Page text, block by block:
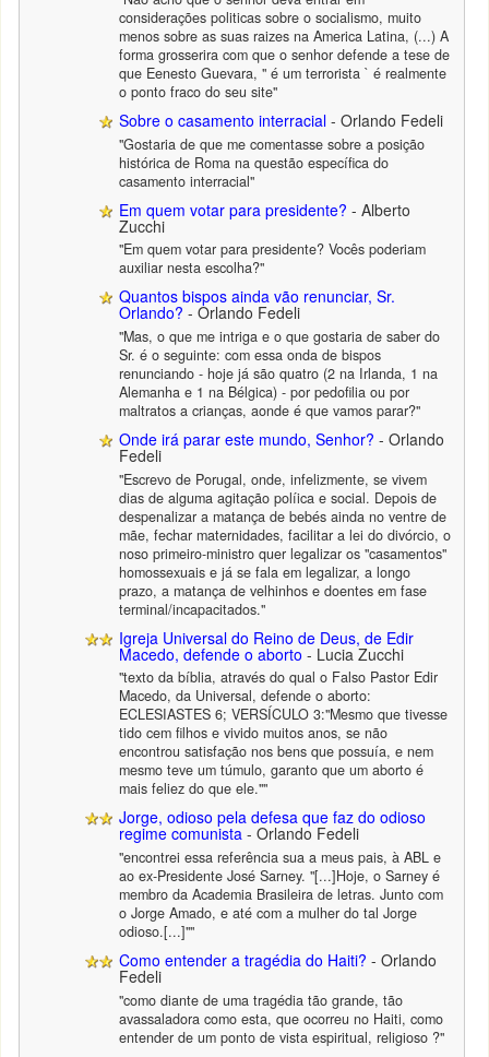
considerações politicas sobre o socialismo, muito
menos sobre as suas raizes na America Latina, (...) A
forma grosserira com que o senhor defende a tese de
que Eenesto Guevara, " é um terrorista ` é realmente
o ponto fraco do seu site"
Sobre o casamento interracial - Orlando Fedeli
"Gostaria de que me comentasse sobre a posição
histórica de Roma na questão específica do
casamento interracial"
Em quem votar para presidente? - Alberto
Zucchi
"Em quem votar para presidente? Vocês poderiam
auxiliar nesta escolha?"
Quantos bispos ainda vão renunciar, Sr.
Orlando? - Orlando Fedeli
"Mas, o que me intriga e o que gostaria de saber do
Sr. é o seguinte: com essa onda de bispos
renunciando - hoje já são quatro (2 na Irlanda, 1 na
Alemanha e 1 na Bélgica) - por pedofilia ou por
maltratos a crianças, aonde é que vamos parar?"
Onde irá parar este mundo, Senhor? - Orlando
Fedeli
"Escrevo de Porugal, onde, infelizmente, se vivem
dias de alguma agitação políica e social. Depois de
despenalizar a matança de bebés ainda no ventre de
mãe, fechar maternidades, facilitar a lei do divórcio, o
noso primeiro-ministro quer legalizar os "casamentos"
homossexuais e já se fala em legalizar, a longo
prazo, a matança de velhinhos e doentes em fase
terminal/incapacitados."
Igreja Universal do Reino de Deus, de Edir
Macedo, defende o aborto - Lucia Zucchi
"texto da bíblia, através do qual o Falso Pastor Edir
Macedo, da Universal, defende o aborto:
ECLESIASTES 6; VERSÍCULO 3:"Mesmo que tivesse
tido cem filhos e vivido muitos anos, se não
encontrou satisfação nos bens que possuía, e nem
mesmo teve um túmulo, garanto que um aborto é
mais feliez do que ele.""
Jorge, odioso pela defesa que faz do odioso
regime comunista - Orlando Fedeli
"encontrei essa referência sua a meus pais, à ABL e
ao ex-Presidente José Sarney. "[...]Hoje, o Sarney é
membro da Academia Brasileira de letras. Junto com
o Jorge Amado, e até com a mulher do tal Jorge
odioso.[...]""
Como entender a tragédia do Haiti? - Orlando
Fedeli
"como diante de uma tragédia tão grande, tão
avassaladora como esta, que ocorreu no Haiti, como
entender de um ponto de vista espiritual, religioso ?"